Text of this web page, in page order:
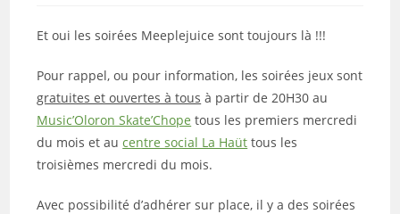
publication :
Et oui les soirées Meeplejuice sont toujours là !!!
Pour rappel, ou pour information, les soirées jeux sont
gratuites et ouvertes à tous à partir de 20H30 au
Music’Oloron Skate’Chope tous les premiers mercredi
du mois et aucentre social La Haüt tous les
troisièmes mercredi du mois.
Avec possibilité d’adhérer sur place, il y a des soirées